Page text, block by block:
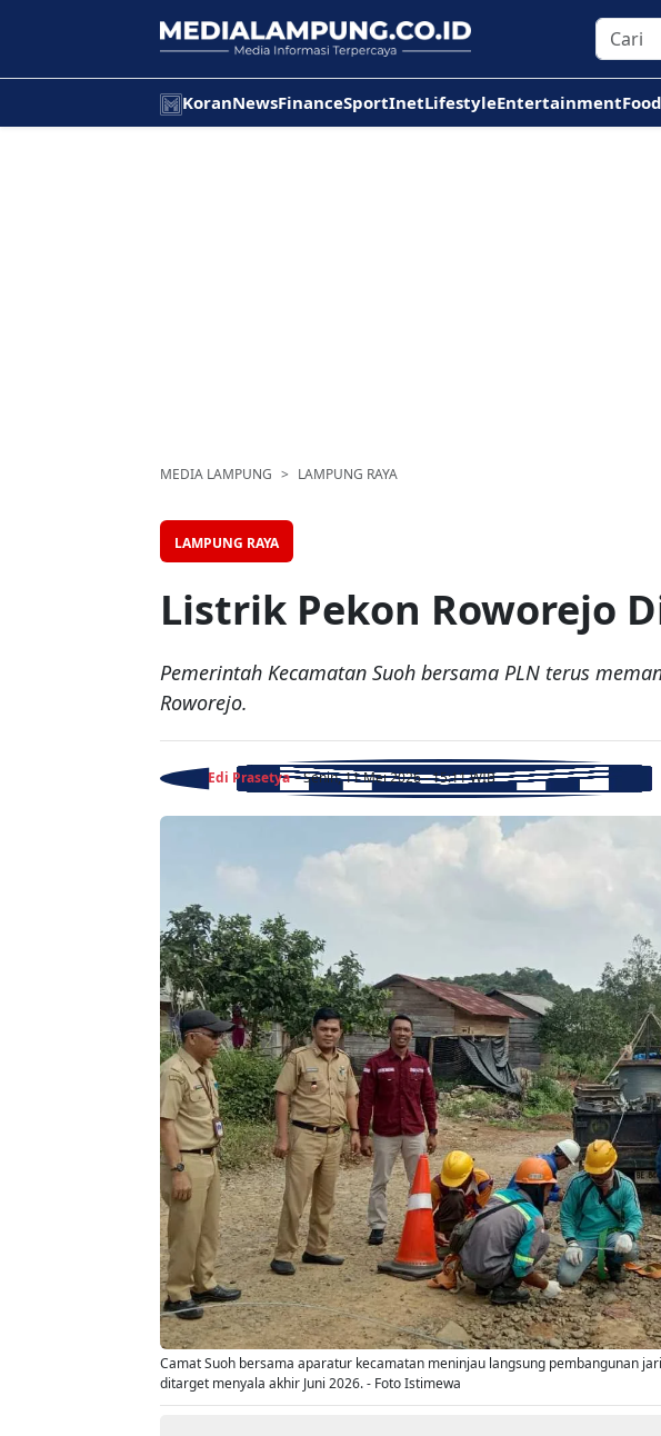
KoranNewsFinanceSportInetLifestyleEntertainmentFood
MEDIA LAMPUNG LAMPUNG RAYA
LAMPUNG RAYA
Listrik Pekon Roworejo
Pemerintah Kecamatan Suoh bersama PLN terus
Roworejo.
Edi Prasetya - Senin, 11 Mei 2026 - 15:11 WIB
Camat Suoh bersama aparatur kecamatan meninjau langsung pembangunan
ditarget menyala akhir Juni 2026. - Foto Istimewa